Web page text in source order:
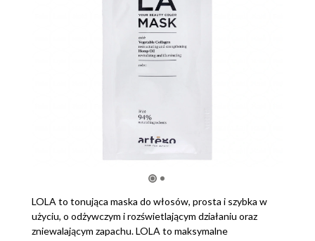
LOLA to tonująca maska do włosów, prosta i szybka w
użyciu, o odżywczym i rozświetlającym działaniu oraz
zniewalającym zapachu. LOLA to maksymalne